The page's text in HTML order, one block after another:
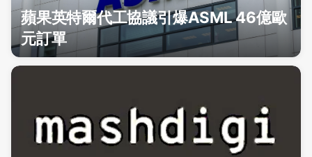
蘋果英特爾代工協議引爆ASML 46億歐
元訂單